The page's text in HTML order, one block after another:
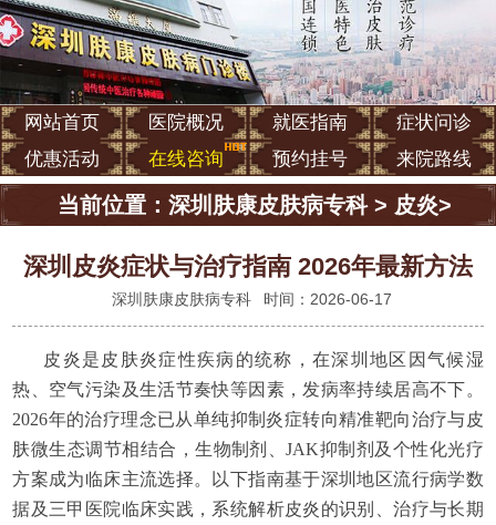
网站首页 医院概况 就医指南
症状问诊
优惠活动
在线咨询 预约挂号 来院路线
当前位置： 深圳肤康皮肤病专科> 皮炎>
深圳皮炎症状与治疗指南 2026年最新方法
深圳肤康皮肤病专科 时间：2026-06-17
皮炎是皮肤炎症性疾病的统称，在深圳地区因气候湿
热、空气污染及生活节奏快等因素，发病率持续居高不下。
2026年的治疗理念已从单纯抑制炎症转向精准靶向治疗与皮
肤微生态调节相结合，生物制剂、JAK抑制剂及个性化光疗
方案成为临床主流选择。以下指南基于深圳地区流行病学数
据及三甲医院临床实践，系统解析皮炎的识别、治疗与长期